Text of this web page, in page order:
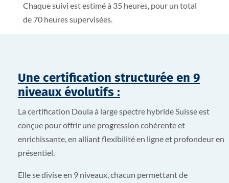
Chaque suivi est estimé à 35 heures, pour un total
de 70 heures supervisées.
Une certification structurée en 9
niveaux évolutifs :
La certification Doula à large spectre hybride Suisse est
conçue pour offrir une progression cohérente et
enrichissante, en alliant flexibilité en ligne et profondeur en
présentiel.
Elle se divise en 9 niveaux, chacun permettant de